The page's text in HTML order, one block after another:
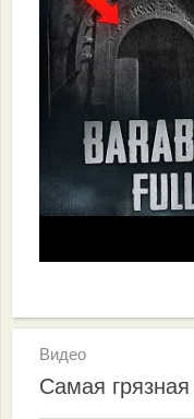
Видео
Самая